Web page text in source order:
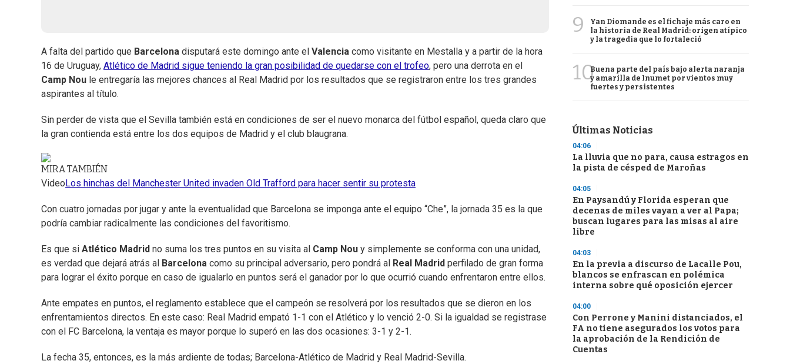
A falta del partido que Barcelona disputará este domingo ante el Valencia como visitante en Mestalla y a partir de la hora
16 de Uruguay, Atlético de Madrid sigue teniendo la gran posibilidad de quedarse con el trofeo, pero una derrota en el
Camp Nou le entregaría las mejores chances al Real Madrid por los resultados que se registraron entre los tres grandes
aspirantes al título.
Sin perder de vista que el Sevilla también está en condiciones de ser el nuevo monarca del fútbol español, queda claro que
la gran contienda está entre los dos equipos de Madrid y el club blaugrana.
MIRA TAMBIÉN
Video Los hinchas del Manchester United invaden Old Trafford para hacer sentir su protesta
Con cuatro jornadas por jugar y ante la eventualidad que Barcelona se imponga ante el equipo “Che”, la jornada 35 es la que
podría cambiar radicalmente las condiciones del favoritismo.
Es que si Atlético Madrid no suma los tres puntos en su visita al Camp Nou y simplemente se conforma con una unidad,
es verdad que dejará atrás al Barcelona como su principal adversario, pero pondrá al Real Madrid perfilado de gran forma
para lograr el éxito porque en caso de igualarlo en puntos será el ganador por lo que ocurrió cuando enfrentaron entre ellos.
Ante empates en puntos, el reglamento establece que el campeón se resolverá por los resultados que se dieron en los
enfrentamientos directos. En este caso: Real Madrid empató 1-1 con el Atlético y lo venció 2-0. Si la igualdad se registrase
con el FC Barcelona, la ventaja es mayor porque lo superó en las dos ocasiones: 3-1 y 2-1.
La fecha 35, entonces, es la más ardiente de todas; Barcelona-Atlético de Madrid y Real Madrid-Sevilla.
9
Yan Diomande es el fichaje más caro en
la historia de Real Madrid: origen atípico
y la tragedia que lo fortaleció
10Buena parte del país bajo alerta naranja
y amarilla de Inumet por vientos muy
fuertes y persistentes
Últimas Noticias
04:06
La lluvia que no para, causa estragos en
la pista de césped de Maroñas
04:05
En Paysandú y Florida esperan que
decenas de miles vayan a ver al Papa;
buscan lugares para las misas al aire
libre
04:03
En la previa a discurso de Lacalle Pou,
blancos se enfrascan en polémica
interna sobre qué oposición ejercer
04:00
Con Perrone y Manini distanciados, el
FA no tiene asegurados los votos para
la aprobación de la Rendición de
Cuentas